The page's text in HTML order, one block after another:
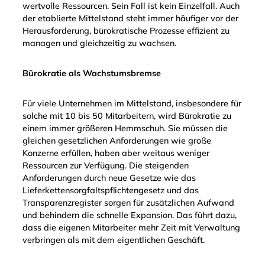
wertvolle Ressourcen. Sein Fall ist kein Einzelfall. Auch
der etablierte Mittelstand steht immer häufiger vor der
Herausforderung, bürokratische Prozesse effizient zu
managen und gleichzeitig zu wachsen.
Bürokratie als Wachstumsbremse
Für viele Unternehmen im Mittelstand, insbesondere für
solche mit 10 bis 50 Mitarbeitern, wird Bürokratie zu
einem immer größeren Hemmschuh. Sie müssen die
gleichen gesetzlichen Anforderungen wie große
Konzerne erfüllen, haben aber weitaus weniger
Ressourcen zur Verfügung. Die steigenden
Anforderungen durch neue Gesetze wie das
Lieferkettensorgfaltspflichtengesetz und das
Transparenzregister sorgen für zusätzlichen Aufwand
und behindern die schnelle Expansion. Das führt dazu,
dass die eigenen Mitarbeiter mehr Zeit mit Verwaltung
verbringen als mit dem eigentlichen Geschäft.